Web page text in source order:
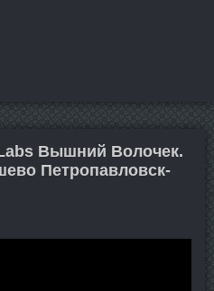
Вышний Волочек.
Петропавловск-